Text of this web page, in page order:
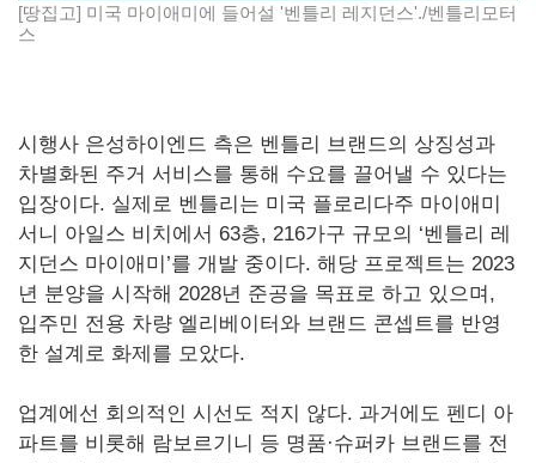
[땅집고] 미국 마이애미에 들어설 '벤틀리 레지던스'./벤틀리모터
스
시행사 은성하이엔드 측은 벤틀리 브랜드의 상징성과
차별화된 주거 서비스를 통해 수요를 끌어낼 수 있다는
입장이다. 실제로 벤틀리는 미국 플로리다주 마이애미
서니 아일스 비치에서 63층, 216가구 규모의 ‘벤틀리 레
지던스 마이애미’를 개발 중이다. 해당 프로젝트는 2023
년 분양을 시작해 2028년 준공을 목표로 하고 있으며,
입주민 전용 차량 엘리베이터와 브랜드 콘셉트를 반영
한 설계로 화제를 모았다.
업계에선 회의적인 시선도 적지 않다. 과거에도 펜디 아
파트를 비롯해 람보르기니 등 명품·슈퍼카 브랜드를 전